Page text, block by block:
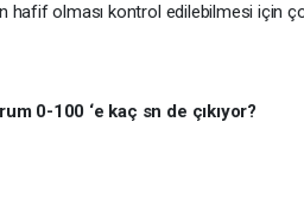
hafif olması kontrol edilebilmesi için
0-100 ‘e kaç sn de çıkıyor?